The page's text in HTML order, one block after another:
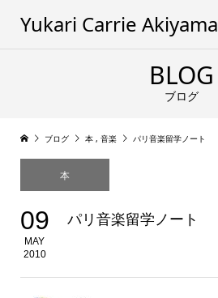
Yukari Carrie Akiyama
BLOG
ブログ
ブログ 本 , 音楽 パリ音楽留学ノート
本
09
MAY
2010
パリ音楽留学ノート